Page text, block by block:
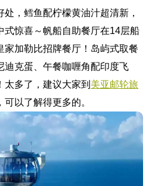
，鳕鱼配柠檬黄油汁超清新，
式惊喜～帆船自助餐厅在14层船
家加勒比招牌餐厅！岛屿式取餐
迪克蛋、午餐咖喱角配印度飞
多了，建议大家到 美亚邮轮旅
以了解得更多的。